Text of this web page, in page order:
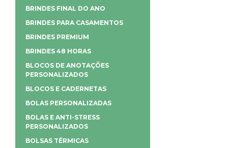
BRINDES FINAL DO ANO
BRINDES PARA CASAMENTOS
BRINDES PREMIUM
BRINDES 48 HORAS
BLOCOS DE ANOTAÇÕES
PERSONALIZADOS
BLOCOS E CADERNETAS
BOLAS PERSONALIZADAS
BOLAS E ANTI-STRESS
PERSONALIZADOS
BOLSAS TÉRMICAS